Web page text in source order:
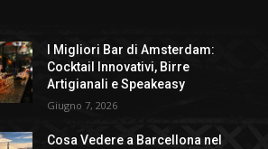
I Migliori Bar di Amsterdam:
Cocktail Innovativi, Birre
Artigianali e Speakeasy
Giugno 7, 2026
Cosa Vedere a Barcellona nel